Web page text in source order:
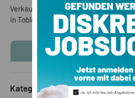
Verkaufe Tonteller aus Bruneck zusammen um
in Toblach
KONTAKTINFOS
Kategorie